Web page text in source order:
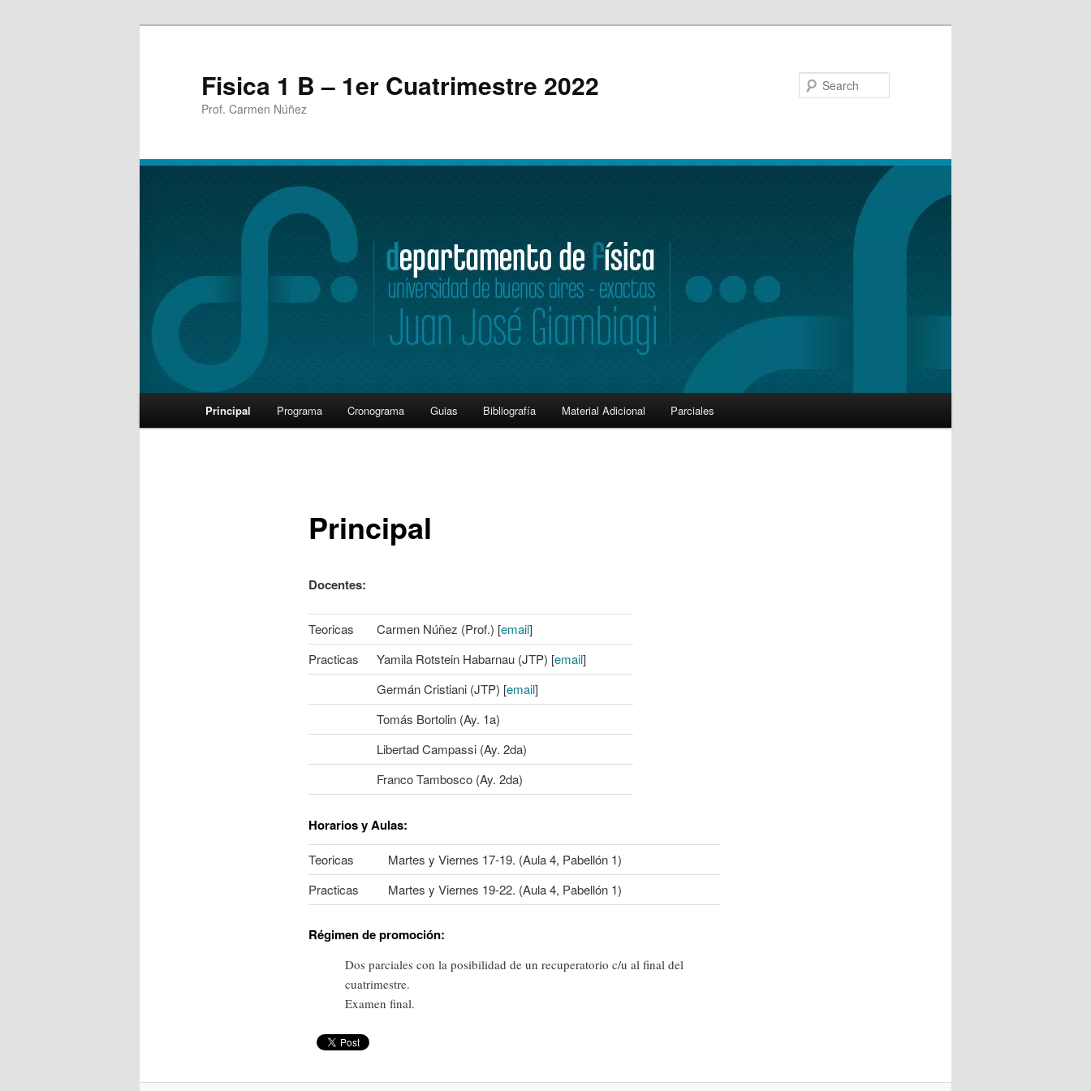
Fisica 1 B – 1er Cuatrimestre 2022
Prof. Carmen Núñez
Skip
Principal Programa Cronograma Guias Bibliografía Material Adicional Parciales
Principal
Docentes:
Teoricas Carmen Núñez (Prof.) [email]
Practicas
Yamila Rotstein Habarnau (JTP) [email]
Germán Cristiani (JTP) [email]
Tomás Bortolin (Ay. 1a)
Libertad Campassi (Ay. 2da)
Franco Tambosco (Ay. 2da)
Horarios y Aulas:
Teoricas
Martes y Viernes 17-19. (Aula 4, Pabellón 1)
Practicas
Martes y Viernes 19-22. (Aula 4, Pabellón 1)
Régimen de promoción:
Dos parciales con la posibilidad de un recuperatorio c/u al final del
cuatrimestre.
Examen final.